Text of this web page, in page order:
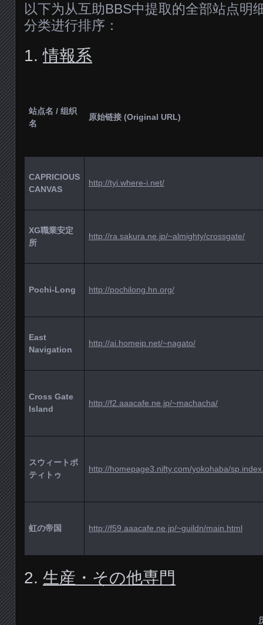
以下为从互助BBS中提取的全部站点明
分类进行排序：
1.情報系
站点名 / 组织
名
原始链接 (Original URL)
CAPRICIOUS
CANVAS
http://tyi.where-i.net/
XG職業安定
所
http://ra.sakura.ne.jp/~almighty/crossgate/
Pochi-Long http://pochilong.hn.org/
East
Navigation
http://ai.homeip.net/~nagato/
Cross Gate
Island
http://f2.aaacafe.ne.jp/~machacha/
スウィートポ
ティトゥ
http://homepage3.nifty.com/yokohaba/
虹の帝国 http://f59.aaacafe.ne.jp/~guildn/main.html
2. 生産・その他専門